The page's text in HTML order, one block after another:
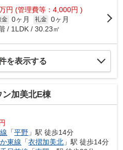
円 (管理費等：4,000円 )
金 0ヶ月 礼金 0ヶ月
/ 1LDK / 30.23㎡
を表示する
ン加美北E棟
「平野 」駅 徒歩14分
東線 「衣摺加美北 」駅 徒歩14分